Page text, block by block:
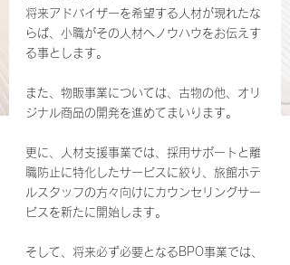
将来アドバイザーを希望する人材が現れたな
らば、小職がその人材へノウハウをお伝えす
る事とします。
また、物販事業については、古物の他、オリ
ジナル商品の開発を進めてまいります。
更に、人材支援事業では、採用サポートと離
職防止に特化したサービスに絞り、旅館ホテ
ルスタッフの方々向けにカウンセリングサー
ビスを新たに開始します。
そして、将来必ず必要となるBPO事業では、